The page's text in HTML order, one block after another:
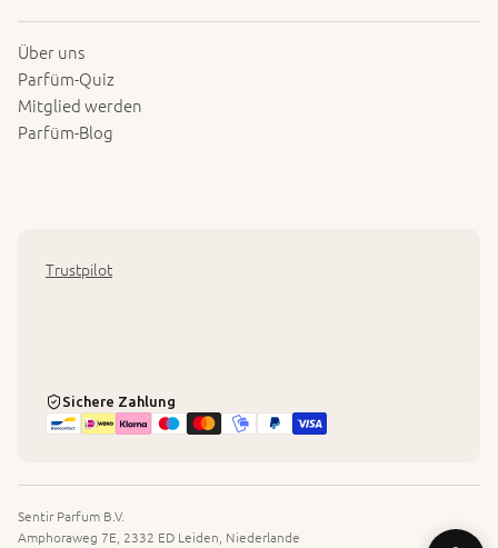
Über uns
Parfüm-Quiz
Mitglied werden
Parfüm-Blog
Trustpilot
Sichere Zahlung
Sentir Parfum B.V.
Amphoraweg 7E, 2332 ED Leiden, Niederlande